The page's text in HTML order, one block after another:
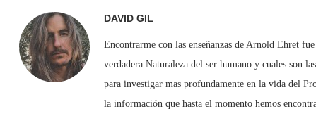
DAVID GIL
Encontrarme con las enseñanzas de Arnold Ehret
verdadera Naturaleza del ser humano y cuales son
para investigar mas profundamente en la vida del
la información que hasta el momento hemos